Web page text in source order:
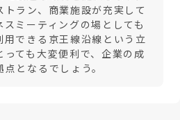
ラン、商業施設が充実して
ミーティングの場としても
できる京王線沿線という立
ても大変便利で、企業の成
となるでしょう。